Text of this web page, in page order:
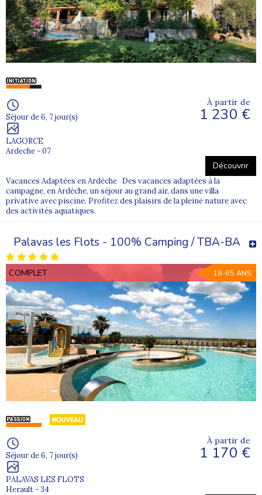
Séjour de 6, 7 jour(s)
LAGORCE
Ardeche - 07
À partir de
1 230 €
Découvrir
Vacances Adaptées en Ardèche Des vacances adaptées à la
campagne, en Ardèche, un séjour au grand air, dans une villa
privative avec piscine. Profitez des plaisirs de la pleine nature avec
des activités aquatiques.
Palavas les Flots - 100% Camping / TBA-BA
COMPLET 18-65 ANS
Séjour de 6, 7 jour(s)
PALAVAS LES FLOTS
Herault - 34
À partir de
1 170 €